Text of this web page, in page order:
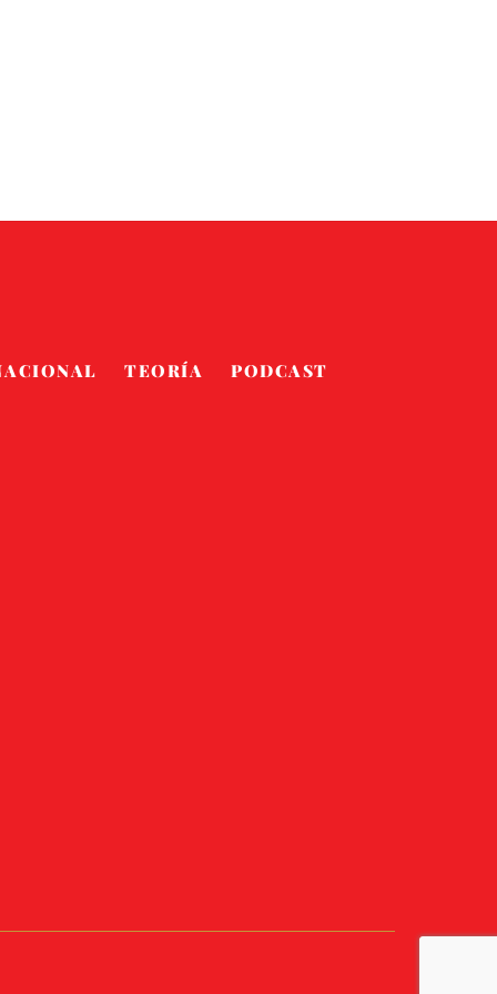
TEORÍA
PODCAST